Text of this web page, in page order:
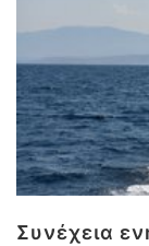
Συνέχεια